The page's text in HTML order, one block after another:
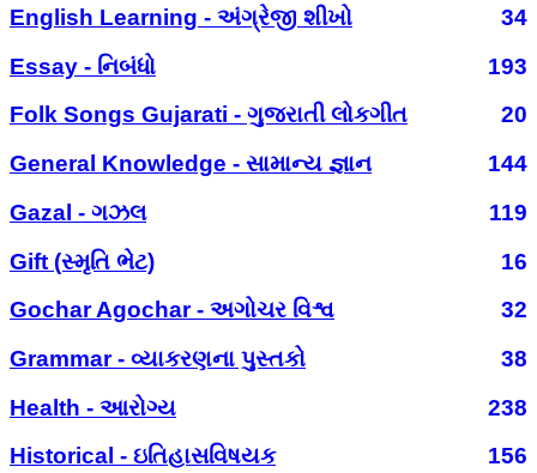
English Learning - અંગ્રેજી શીખો
34
Essay - નિબંધો
193
Folk Songs Gujarati - ગુજરાતી લોકગીત
20
General Knowledge - સામાન્ય જ્ઞાન
144
Gazal - ગઝલ
119
Gift (સ્મૃતિ ભેટ)
16
Gochar Agochar - અગોચર વિશ્વ
32
Grammar - વ્યાકરણના પુસ્તકો
38
Health - આરોગ્ય
238
Historical - ઇતિહાસવિષયક
156